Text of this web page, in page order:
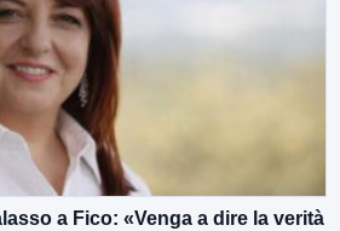
a Fico: «Venga a dire la verità